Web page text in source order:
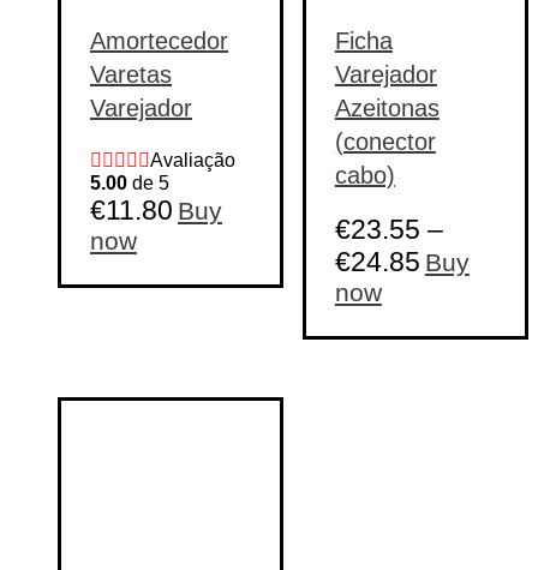
Amortecedor
Varetas
Varejador
Avaliação
5.00 de 5
€11.80 Buy
now
Ficha
Varejador
Azeitonas
(conector
cabo)
€23.55 –
€24.85 Buy
nowThis
product
has